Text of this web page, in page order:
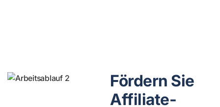
Fördern Sie
Affiliate-